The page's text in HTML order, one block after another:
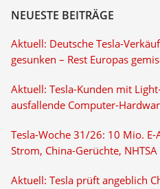
NEUESTE BEITRÄGE
Aktuell: Deutsche Tesla-
gesunken – Rest Europas
Aktuell: Tesla-Kunden mit
ausfallende Computer-
Tesla-Woche 31/26: 10 Mio. E-
Strom, China-Gerüchte,
Aktuell: Tesla prüft angeblich